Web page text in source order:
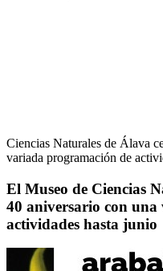
Ciencias Naturales de Álava
variada programación de
El Museo de Ciencias
40 aniversario con
actividades hasta junio